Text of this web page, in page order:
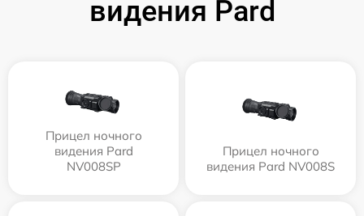
видения Pard
Прицел ночного
видения Pard
NV008SP
Прицел ночного
видения Pard NV008S